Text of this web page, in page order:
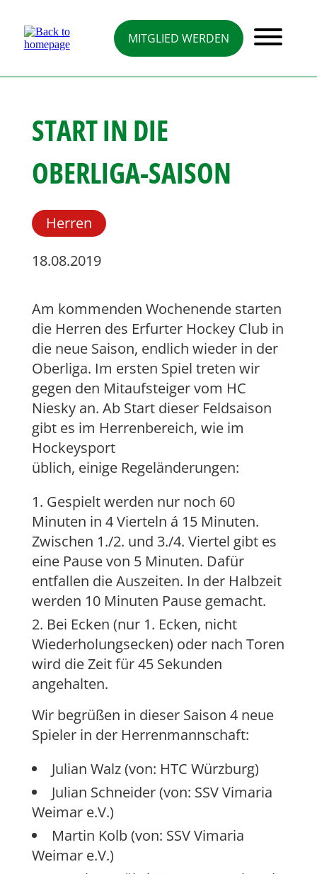
MITGLIED WERDEN
START IN DIE
OBERLIGA-SAISON
Herren
18.08.2019
Am kommenden Wochenende starten
die Herren des Erfurter Hockey Club in
die neue Saison, endlich wieder in der
Oberliga. Im ersten Spiel treten wir
gegen den Mitaufsteiger vom HC
Niesky an. Ab Start dieser Feldsaison
gibt es im Herrenbereich, wie im
Hockeysport
üblich, einige Regeländerungen:
Gespielt werden nur noch 60
Minuten in 4 Vierteln á 15 Minuten.
Zwischen 1./2. und 3./4. Viertel gibt es
eine Pause von 5 Minuten. Dafür
entfallen die Auszeiten. In der Halbzeit
werden 10 Minuten Pause gemacht.
Bei Ecken (nur 1. Ecken, nicht
Wiederholungsecken) oder nach Toren
wird die Zeit für 45 Sekunden
angehalten.
Wir begrüßen in dieser Saison 4 neue
Spieler in der Herrenmannschaft:
Julian Walz (von: HTC Würzburg)
Julian Schneider (von: SSV Vimaria
Weimar e.V.)
Martin Kolb (von: SSV Vimaria
Weimar e.V.)